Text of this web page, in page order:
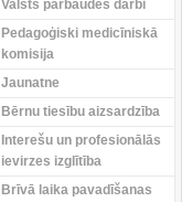
Valsts pārbaudes darbi
Pedagoģiski medicīniskā
komisija
Jaunatne
Bērnu tiesību aizsardzība
Interešu un profesionālās
ievirzes izglītība
Brīvā laika pavadīšanas